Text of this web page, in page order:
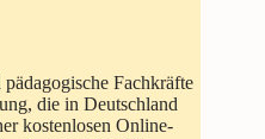
Fachkräfte
die in Deutschland
kostenlosen Online-